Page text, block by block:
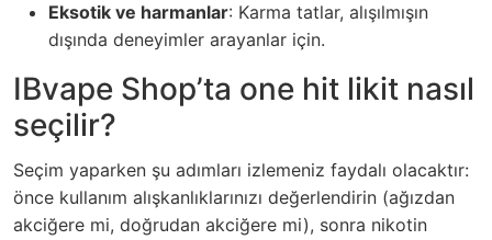
Eksotik ve harmanlar: Karma tatlar, alışılmışın
dışında deneyimler arayanlar için.
IBvape Shop’ta one hit likit nasıl
seçilir?
Seçim yaparken şu adımları izlemeniz faydalı olacaktır:
önce kullanım alışkanlıklarınızı değerlendirin (ağızdan
akciğere mi, doğrudan akciğere mi), sonra nikotin